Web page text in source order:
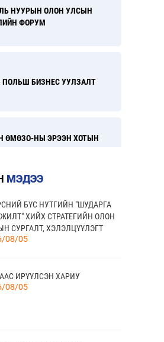
НУУРЫН ОЛОН УЛСЫН
ФОРУМ
ПОЛЬШ БИЗНЕС УУЛЗАЛТ
ӨМӨЗО-НЫ ЭРЭЭН ХОТЫН
AUSTRALIA 2026” ОЛОН
САЛБАРЫН
ТҮНШЛЭЛ 2026”
ОЛОН УЛСЫН
МЭДЭЭ
БҮС НУТГИЙН "ШУДАРГА
ХИЙХ СТРАТЕГИЙН ОЛОН
СУРГАЛТ, ХЭЛЭЛЦҮҮЛЭГТ
08/05
ИРҮҮЛСЭН ХАРИУ
08/05